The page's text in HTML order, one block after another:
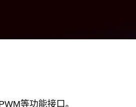
等功能接口。